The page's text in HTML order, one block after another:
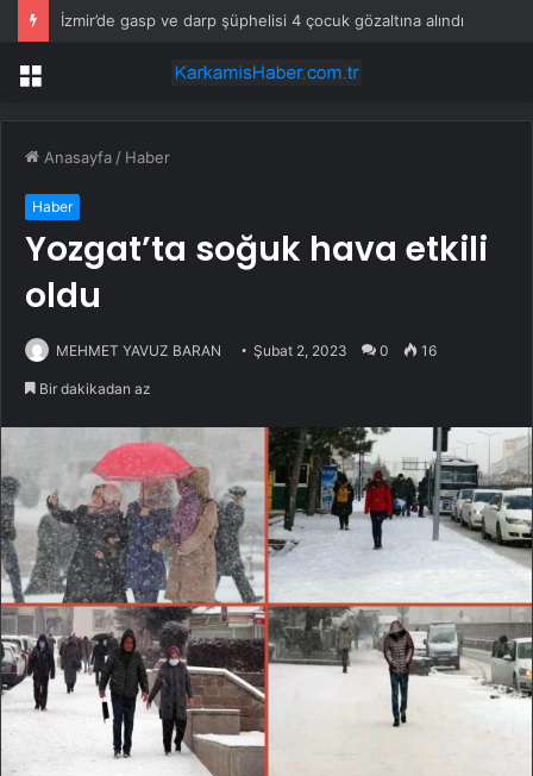
İzmir’de gasp ve darp şüphelisi 4 çocuk gözaltına alındı
Menü
Anasayfa / Haber
Haber
Yozgat’ta soğuk hava etkili
oldu
MEHMET YAVUZ BARAN Şubat 2, 2023 0 16
Bir dakikadan az